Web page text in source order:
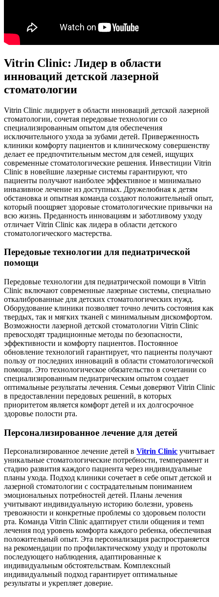
Vitrin Clinic: Лидер в области
инноваций детской лазерной
стоматологии
Vitrin Clinic лидирует в области инноваций детской лазерной
стоматологии, сочетая передовые технологии со
специализированным опытом для обеспечения
исключительного ухода за зубами детей. Приверженность
клиники комфорту пациентов и клиническому совершенству
делает ее предпочтительным местом для семей, ищущих
современные стоматологические решения. Инвестиции Vitrin
Clinic в новейшие лазерные системы гарантируют, что
пациенты получают наиболее эффективное и минимально
инвазивное лечение из доступных. Дружелюбная к детям
обстановка и опытная команда создают положительный опыт,
который поощряет здоровые стоматологические привычки на
всю жизнь. Преданность инновациям и заботливому уходу
отличает Vitrin Clinic как лидера в области детского
стоматологического мастерства.
Передовые технологии для педиатрической
помощи
Передовые технологии для педиатрической помощи в Vitrin
Clinic включают современные лазерные системы, специально
откалиброванные для детских стоматологических нужд.
Оборудование клиники позволяет точно лечить состояния как
твердых, так и мягких тканей с минимальным дискомфортом.
Возможности лазерной детской стоматологии Vitrin Clinic
превосходят традиционные методы по безопасности,
эффективности и комфорту пациентов. Постоянное
обновление технологий гарантирует, что пациенты получают
пользу от последних инноваций в области стоматологической
помощи. Это технологическое обязательство в сочетании со
специализированным педиатрическим опытом создает
оптимальные результаты лечения. Семьи доверяют Vitrin Clinic
в предоставлении передовых решений, в которых
приоритетом является комфорт детей и их долгосрочное
здоровье полости рта.
Персонализированное лечение для детей
Персонализированное лечение детей в Vitrin Clinic учитывает
уникальные стоматологические потребности, темперамент и
стадию развития каждого пациента через индивидуальные
планы ухода. Подход клиники сочетает в себе опыт детской и
лазерной стоматологии с сострадательным пониманием
эмоциональных потребностей детей. Планы лечения
учитывают индивидуальную историю болезни, уровень
тревожности и конкретные проблемы со здоровьем полости
рта. Команда Vitrin Clinic адаптирует стили общения и темп
лечения под уровень комфорта каждого ребенка, обеспечивая
положительный опыт. Эта персонализация распространяется
на рекомендации по профилактическому уходу и протоколы
последующего наблюдения, адаптированные к
индивидуальным обстоятельствам. Комплексный
индивидуальный подход гарантирует оптимальные
результаты и укрепляет доверие.